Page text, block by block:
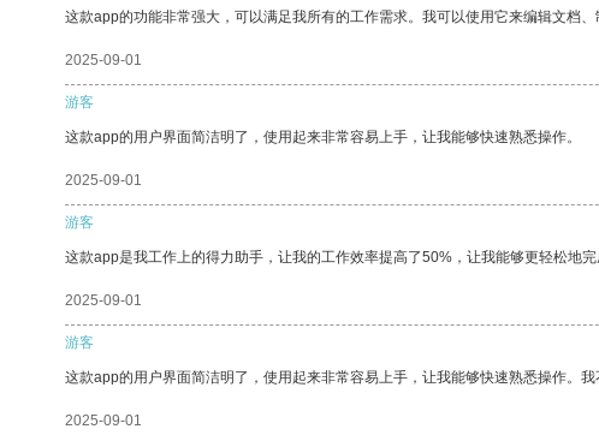
这款app的功能非常强大，可以满足我所有的工作需求。我可以使用它来编辑文档、
2025-09-01
游客
这款app的用户界面简洁明了，使用起来非常容易上手，让我能够快速熟悉操作。
2025-09-01
游客
这款app是我工作上的得力助手，让我的工作效率提高了50%，让我能够更轻松地完
2025-09-01
游客
这款app的用户界面简洁明了，使用起来非常容易上手，让我能够快速熟悉操作。
2025-09-01